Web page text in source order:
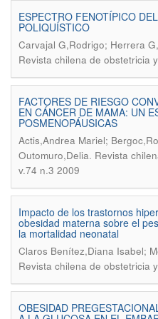
ESPECTRO FENOTÍPICO
POLIQUÍSTICO
Carvajal G,Rodrigo; Herrera
Revista chilena de obstetricia
FACTORES DE RIESGO
EN CÁNCER DE MAMA: UN
POSMENOPÁUSICAS
Actis,Andrea Mariel;
Outomuro,Delia. Revista
v.74 n.3 2009
Impacto de los trastornos
obesidad materna sobre el
la mortalidad neonatal
Claros Benítez,Diana Isabel;
Revista chilena de obstetricia
OBESIDAD